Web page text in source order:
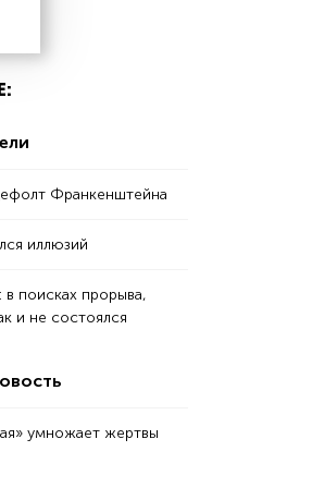
Франкенштейна
иллюзий
в поисках прорыва,
и не состоялся
умножает жертвы